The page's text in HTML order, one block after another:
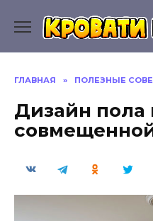
содержанию
ГЛАВНАЯ » ПОЛЕЗНЫЕ
Дизайн пола